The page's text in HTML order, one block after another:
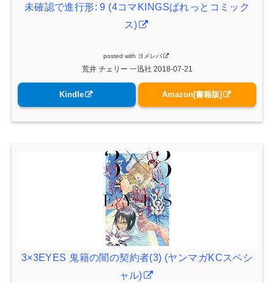
未確認で進行形: 9 (4コマKINGSぱれっとコミック
ス)
posted with ヨメレバ
荒井 チェリー 一迅社 2018-07-21
Kindle Amazon[書籍版]
3×3EYES 鬼籍の闇の契約者(3) (ヤンマガKCスペシ
ャル)